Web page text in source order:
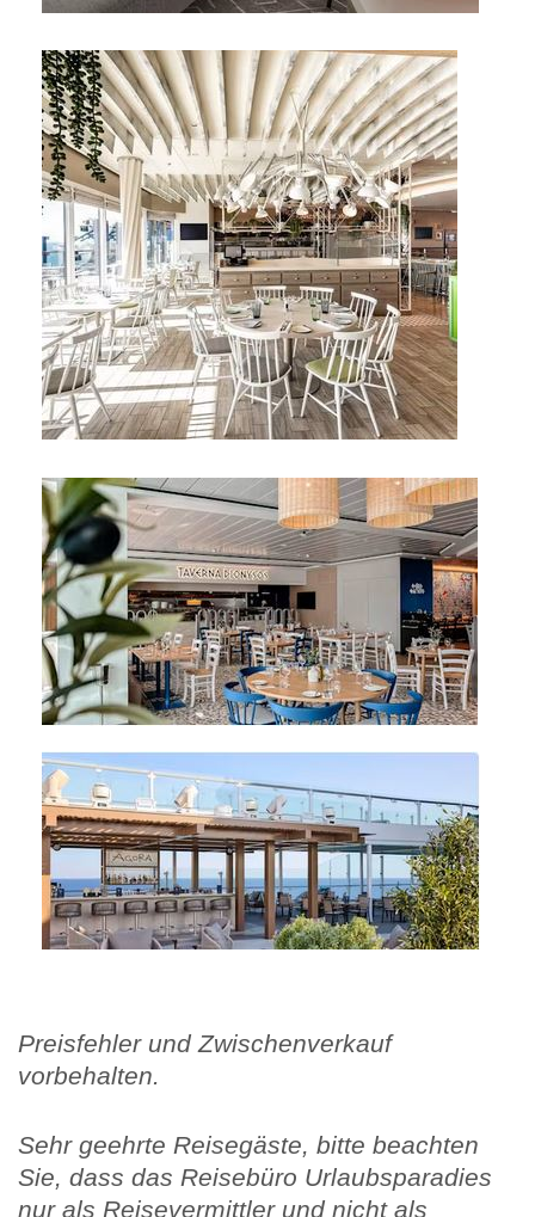
Preisfehler und Zwischenverkauf
vorbehalten.
Sehr geehrte Reisegäste, bitte beachten
Sie, dass das Reisebüro Urlaubsparadies
nur als Reisevermittler und nicht als